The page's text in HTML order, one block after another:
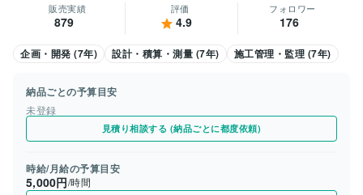
販売実績
879
評価
4.9
フォロワー
176
企画・開発 (7年) 設計・積算・測量 (7年) 施工管理・監理 (7年)
納品ごとの予算目安
未登録
見積り相談する (納品ごとに都度依頼)
時給/月給の予算目安
5,000円/時間